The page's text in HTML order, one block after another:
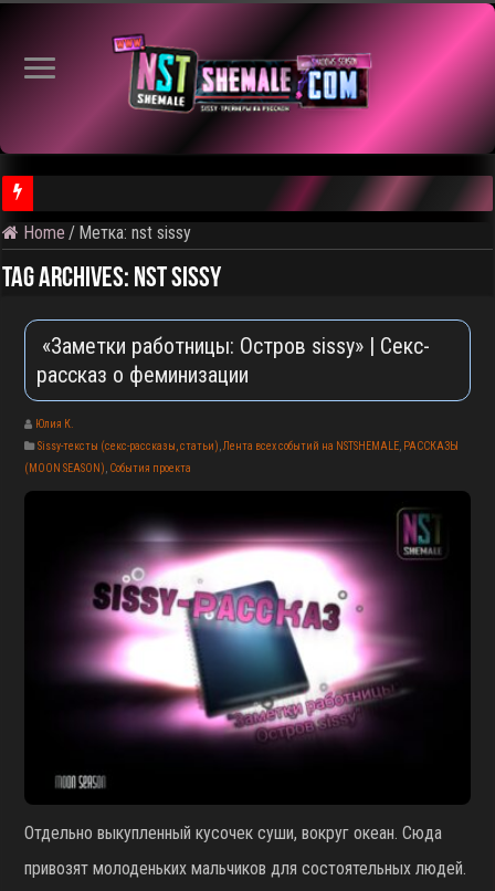
Home / Метка:nst sissy
Tag Archives: nst sissy
«Заметки работницы: Остров sissy» | Секс-
рассказ о феминизации
Юлия К.
Sissy-тексты (секс-рассказы, статьи) ,Лента всех событий на NSTSHEMALE РАССКАЗЫ
(MOON SEASON) События проекта
Отдельно выкупленный кусочек суши, вокруг океан. Сюда
привозят молоденьких мальчиков для состоятельных людей.